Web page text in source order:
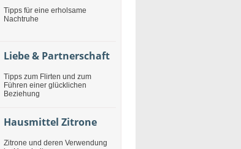
Tipps für eine erholsame
Nachtruhe
Liebe & Partnerschaft
Tipps zum Flirten und zum
Führen einer glücklichen
Beziehung
Hausmittel Zitrone
Zitrone und deren Verwendung